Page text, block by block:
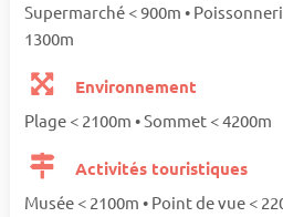
Supermarché < 900m •
1300m
Environnement
Plage < 2100m • Sommet < 4200m
Activités touristiques
Musée < 2100m • Point de vue <